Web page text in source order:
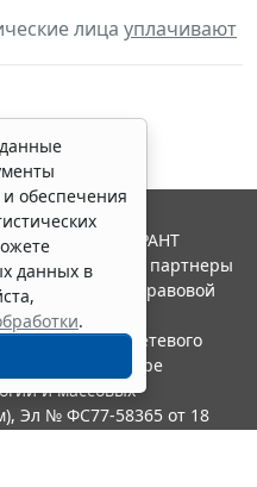
лица уплачивают
обеспечения
данных в
.
Система ГАРАНТ
"Гарант" и ее партнеры
ассоциации правовой
в качестве сетевого
надзору в сфере
и массовых
Эл № ФС77-58365 от 18